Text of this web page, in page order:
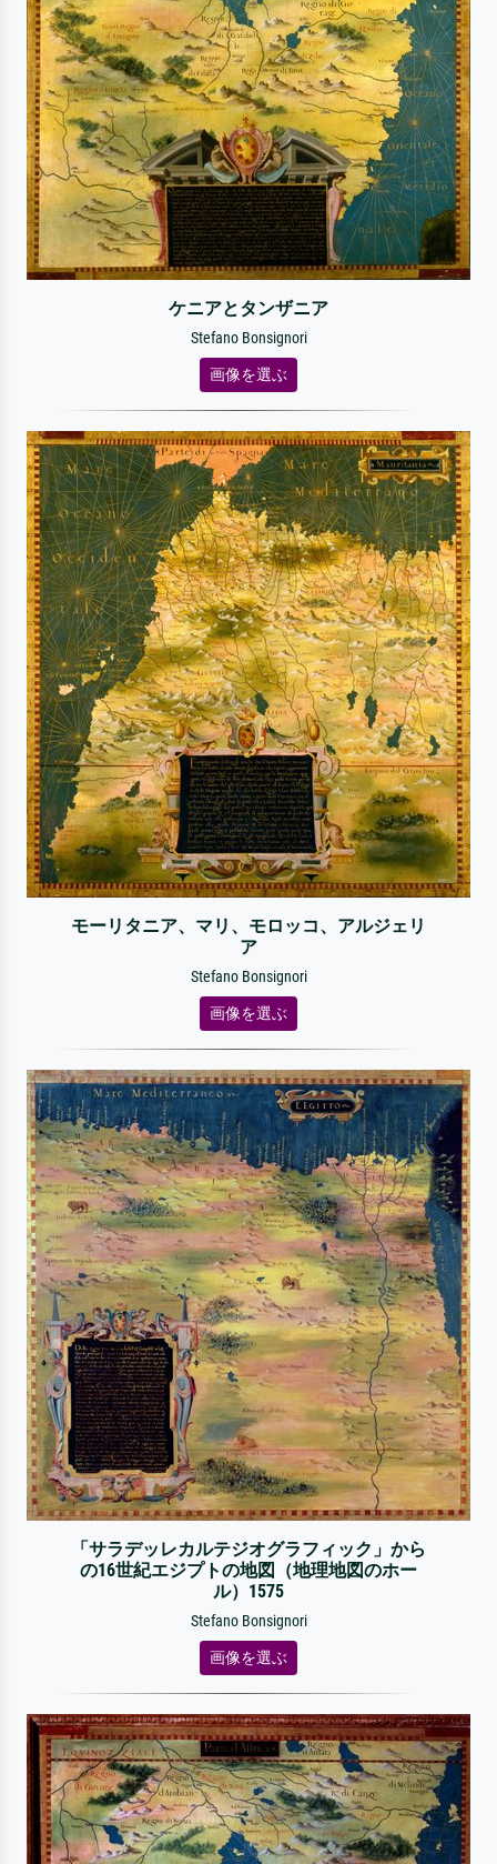
ケニアとタンザニア
Stefano Bonsignori
画像を選ぶ
モーリタニア、マリ、モロッコ、アルジェリ
ア
Stefano Bonsignori
画像を選ぶ
「サラデッレカルテジオグラフィック」から
の16世紀エジプトの地図（地理地図のホー
ル）1575
Stefano Bonsignori
画像を選ぶ